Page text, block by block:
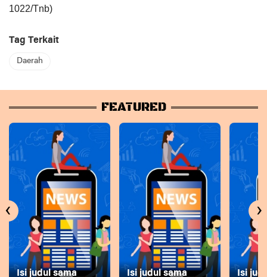
1022/Tnb)
Tag Terkait
Daerah
FEATURED
Isi judul sama Isi judul sama Isi
‹ ›